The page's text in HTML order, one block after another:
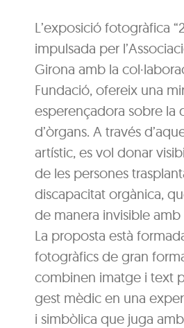
L’exposició fotogràfica
impulsada per
Girona amb la
Fundació, ofereix una
esperençadora sobre la
d’òrgans. A través
artístic, es vol donar
de les persones
discapacitat orgànica,
de manera invisible amb
La proposta està
fotogràfics de gran
combinen imatge i text
gest mèdic en una
i simbòlica que juga